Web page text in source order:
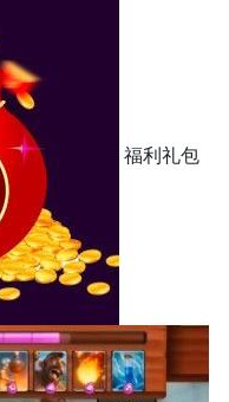
福利礼包